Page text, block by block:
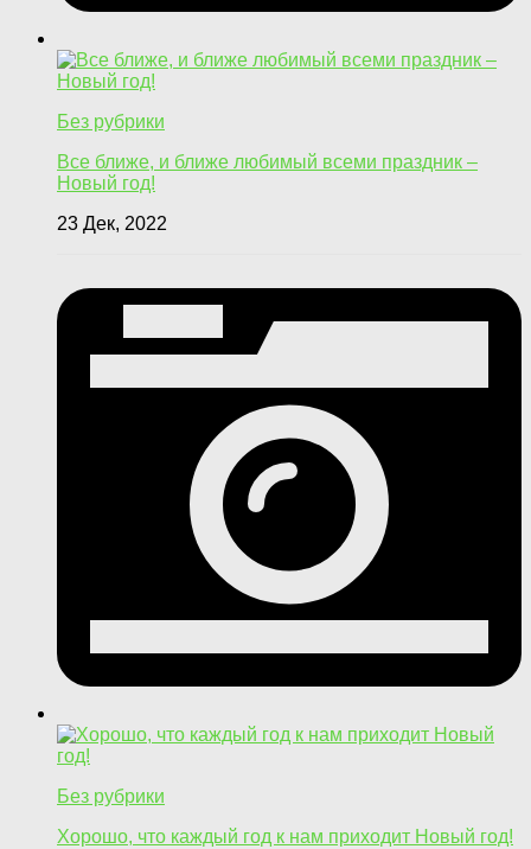
Без рубрики
Все ближе, и ближе любимый всеми праздник –
Новый год!
23 Дек, 2022
Без рубрики
Хорошо, что каждый год к нам приходит Новый год!